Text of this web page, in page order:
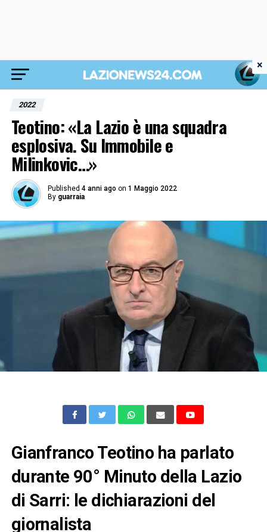
2022
Teotino: «La Lazio è una squadra
esplosiva. Su Immobile e
Milinkovic…»
Published 4 anni ago on 1 Maggio 2022
By guarraia
Gianfranco Teotino ha parlato
durante 90° Minuto della Lazio
di Sarri: le dichiarazioni del
giornalista
×